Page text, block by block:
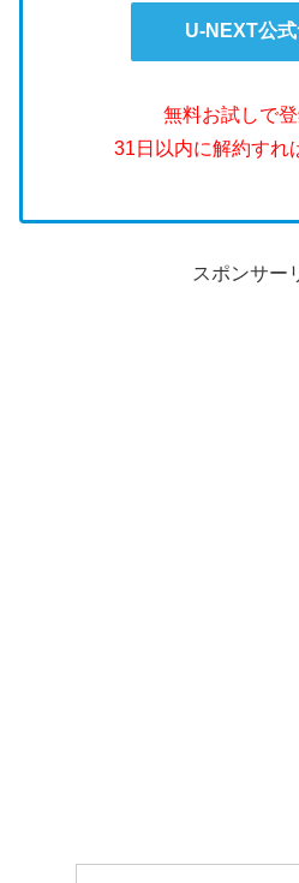
U-NEXT公式
無料お試しで登
31日以内に解約すれ
スポンサー